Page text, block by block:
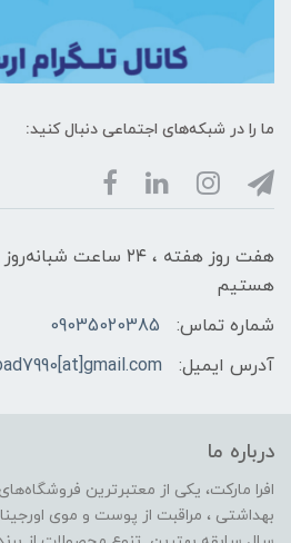
ما را در شبکه‌های اجتماعی دنبال کنید:
هفت روز هفته ، ۲۴ ساعت
هستیم
شماره تماس:
09035020385
آدرس ایمیل:
درباره ما
افرا مارکت، یکی از معتبرترین